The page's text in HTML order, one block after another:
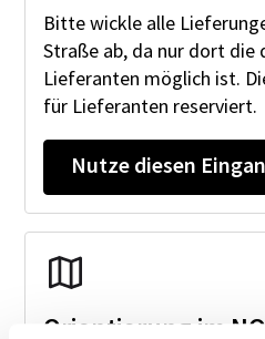
Bitte wickle alle
Straße ab, da nur dort
Lieferanten möglich ist.
für Lieferanten reserviert.
Nutze diesen
Orientierung im